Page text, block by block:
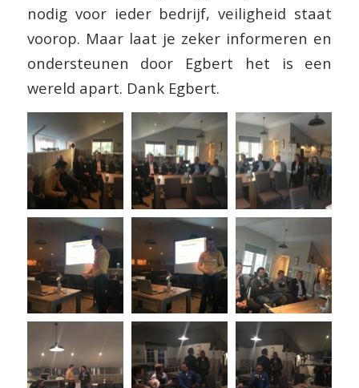
nodig voor ieder bedrijf, veiligheid staat
voorop. Maar laat je zeker informeren en
ondersteunen door Egbert het is een
wereld apart. Dank Egbert.